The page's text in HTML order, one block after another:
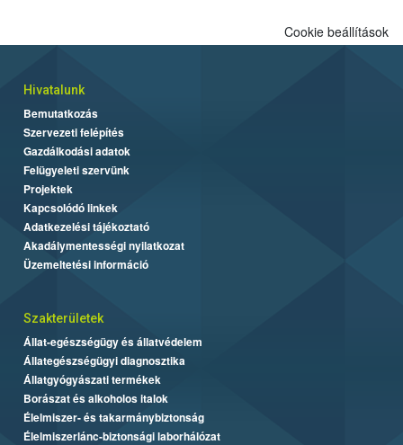
Cookie beállítások
Hivatalunk
Bemutatkozás
Szervezeti felépítés
Gazdálkodási adatok
Felügyeleti szervünk
Projektek
Kapcsolódó linkek
Adatkezelési tájékoztató
Akadálymentességi nyilatkozat
Üzemeltetési információ
Szakterületek
Állat-egészségügy és állatvédelem
Állategészségügyi diagnosztika
Állatgyógyászati termékek
Borászat és alkoholos italok
Élelmiszer- és takarmánybiztonság
Élelmiszerlánc-biztonsági laborhálózat